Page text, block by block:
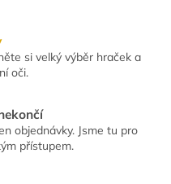
si velký výběr hraček a
oči.
objednávky. Jsme tu pro
přístupem.